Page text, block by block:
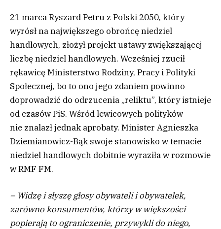
21 marca Ryszard Petru z Polski 2050, który
wyrósł na największego obrońcę niedziel
handlowych, złożył projekt ustawy zwiększającej
liczbę niedziel handlowych. Wcześniej rzucił
rękawicę Ministerstwo Rodziny, Pracy i Polityki
Społecznej, bo to ono jego zdaniem powinno
doprowadzić do odrzucenia „reliktu”, który istnieje
od czasów PiS. Wśród lewicowych polityków
nie znalazł jednak aprobaty. Minister Agnieszka
Dziemianowicz-Bąk swoje stanowisko w temacie
niedziel handlowych dobitnie wyraziła w rozmowie
w RMF FM.
– Widzę i słyszę głosy obywateli i obywatelek,
zarówno konsumentów, którzy w większości
popierają to ograniczenie, przywykli do niego,